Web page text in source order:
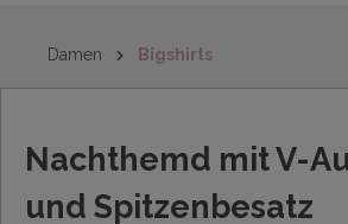
Damen Bigshirts
Nachthemd mit V-
und Spitzenbesatz